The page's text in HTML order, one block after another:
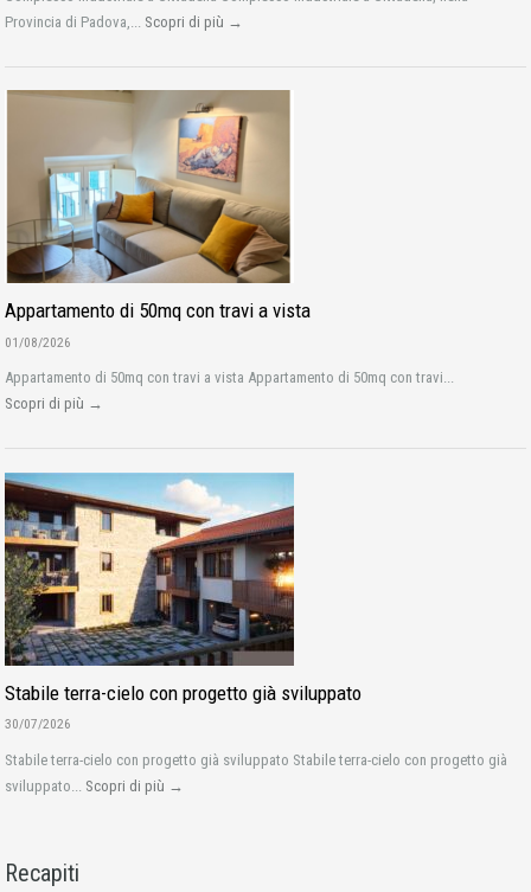
Provincia di Padova,... Scopri di più →
Appartamento di 50mq con travi a vista
01/08/2026
Appartamento di 50mq con travi a vista Appartamento di 50mq con travi...
Scopri di più →
Stabile terra-cielo con progetto già sviluppato
30/07/2026
Stabile terra-cielo con progetto già sviluppato Stabile terra-cielo con progetto già
sviluppato... Scopri di più →
Recapiti